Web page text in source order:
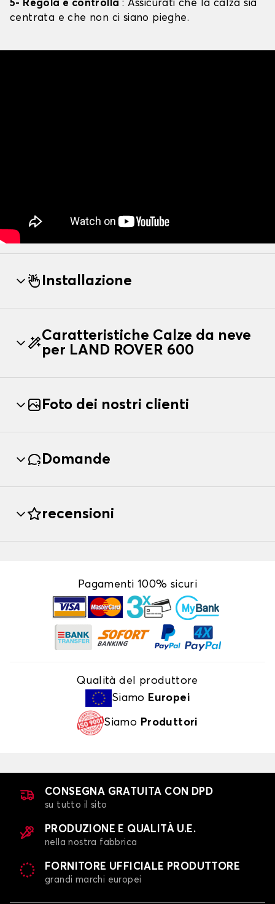
5- Regola e controlla : Assicurati che la calza sia
centrata e che non ci siano pieghe.
Installazione
Caratteristiche Calze da neve
per LAND ROVER 600
Foto dei nostri clienti
Domande
recensioni
Pagamenti 100% sicuri
Qualità del produttore
Siamo Europei
Siamo Produttori
CONSEGNA GRATUITA CON DPD
su tutto il sito
PRODUZIONE E QUALITÀ U.E.
nella nostra fabbrica
FORNITORE UFFICIALE PRODUTTORE
grandi marchi europei